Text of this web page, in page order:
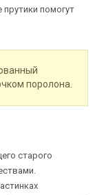
помогут
поролона.
старого